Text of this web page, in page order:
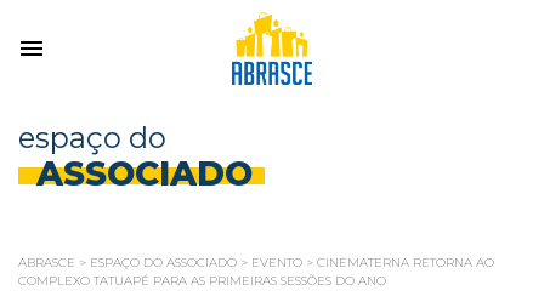
espaço do
ASSOCIADO
ABRASCE > ESPAÇO DO ASSOCIADO > EVENTO > CINEMATERNA RETORNA AO
COMPLEXO TATUAPÉ PARA AS PRIMEIRAS SESSÕES DO ANO